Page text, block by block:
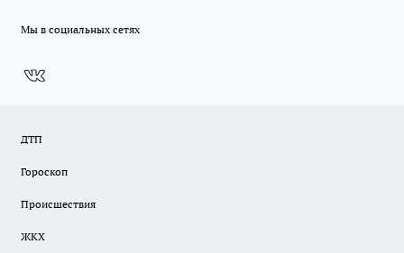
Мы в социальных сетях
ДТП
Гороскоп
Происшествия
ЖКХ